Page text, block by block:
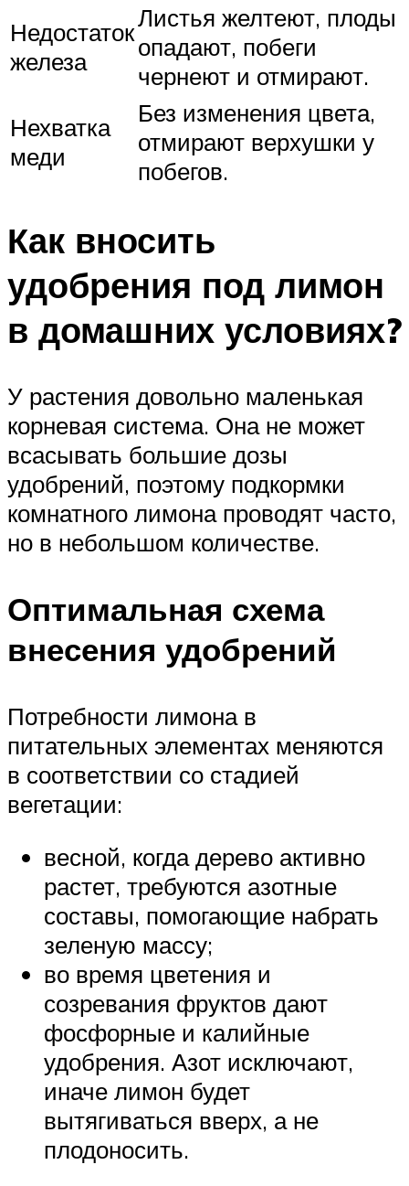
Недостаток
железа
Листья желтеют, плоды
опадают, побеги
чернеют и отмирают.
Нехватка
меди
Без изменения цвета,
отмирают верхушки у
побегов.
Как вносить
удобрения под лимон
в домашних условиях?
У растения довольно маленькая
корневая система. Она не может
всасывать большие дозы
удобрений, поэтому подкормки
комнатного лимона проводят часто,
но в небольшом количестве.
Оптимальная схема
внесения удобрений
Потребности лимона в
питательных элементах меняются
в соответствии со стадией
вегетации:
весной, когда дерево активно
растет, требуются азотные
составы, помогающие набрать
зеленую массу;
во время цветения и
созревания фруктов дают
фосфорные и калийные
удобрения. Азот исключают,
иначе лимон будет
вытягиваться вверх, а не
плодоносить.